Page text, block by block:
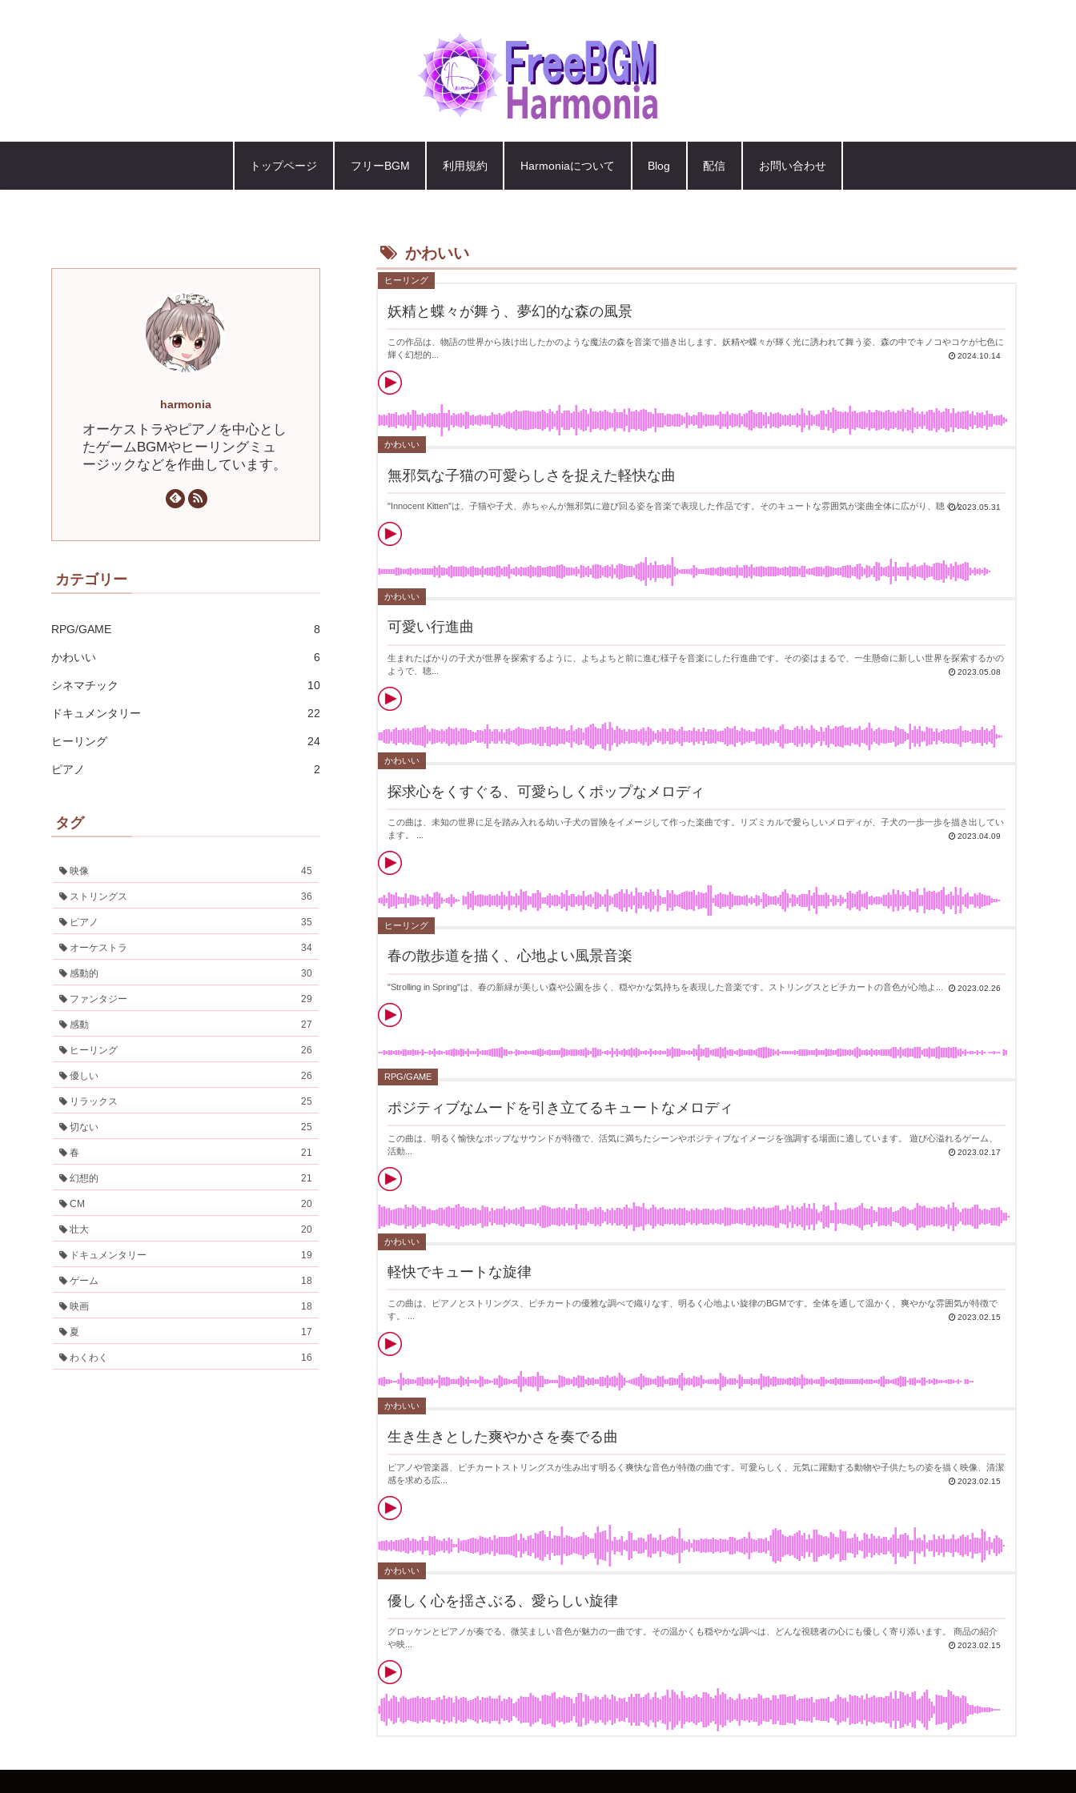
トップページ フリーBGM 利用規約 Harmoniaについて Blog 配信 お問い合わせ
かわいい
妖精と蝶々が舞う、夢幻的な森の風景
この作品は、物語の世界から抜け出したかのような魔法の森を音楽で描き出します。妖精や蝶々が輝く光に誘われて舞う姿、森の中でキノコやコケが七色に
輝く幻想的...
2024.10.14
ヒーリング
無邪気な子猫の可愛らしさを捉えた軽快な曲
"Innocent Kitten"は、子猫や子犬、赤ちゃんが無邪気に遊び回る姿を音楽で表現した作品です。そのキュートな雰囲気が楽曲全体に広がり、聴く人...2023.05.31
かわいい
可愛い行進曲
生まれたばかりの子犬が世界を探索するように、よちよちと前に進む様子を音楽にした行進曲です。その姿はまるで、一生懸命に新しい世界を探索するかの
ようで、聴...
2023.05.08
かわいい
探求心をくすぐる、可愛らしくポップなメロディ
この曲は、未知の世界に足を踏み入れる幼い子犬の冒険をイメージして作った楽曲です。リズミカルで愛らしいメロディが、子犬の一歩一歩を描き出してい
2023.04.09
かわいい
春の散歩道を描く、心地よい風景音楽
"Strolling in Spring"は、春の新緑が美しい森や公園を歩く、穏やかな気持ちを表現した音楽です。ストリングスとピチカートの音色が心地よ... 2023.02.26
ヒーリング
ポジティブなムードを引き立てるキュートなメロディ
この曲は、明るく愉快なポップなサウンドが特徴で、活気に満ちたシーンやポジティブなイメージを強調する場面に適しています。 遊び心溢れるゲーム、
活動...
2023.02.17
RPG/GAME
軽快でキュートな旋律
この曲は、ピアノとストリングス、ピチカートの優雅な調べで織りなす、明るく心地よい旋律のBGMです。全体を通して温かく、爽やかな雰囲気が特徴で
2023.02.15
かわいい
生き生きとした爽やかさを奏でる曲
ピアノや管楽器、ピチカートストリングスが生み出す明るく爽快な音色が特徴の曲です。可愛らしく、元気に躍動する動物や子供たちの姿を描く映像、清潔
感を求める広...
2023.02.15
かわいい
優しく心を揺さぶる、愛らしい旋律
グロッケンとピアノが奏でる、微笑ましい音色が魅力の一曲です。その温かくも穏やかな調べは、どんな視聴者の心にも優しく寄り添います。 商品の紹介
や映...
2023.02.15
かわいい
harmonia
オーケストラやピアノを中心とし
たゲームBGMやヒーリングミュ
ージックなどを作曲しています。
カテゴリー
RPG/GAME 8
かわいい 6
シネマチック 10
ドキュメンタリー 22
ヒーリング 24
ピアノ 2
タグ
映像 45
ストリングス 36
ピアノ 35
オーケストラ 34
感動的 30
ファンタジー 29
感動 27
ヒーリング 26
優しい 26
リラックス 25
切ない 25
春 21
幻想的 21
CM 20
壮大 20
ドキュメンタリー 19
ゲーム 18
映画 18
夏 17
わくわく 16